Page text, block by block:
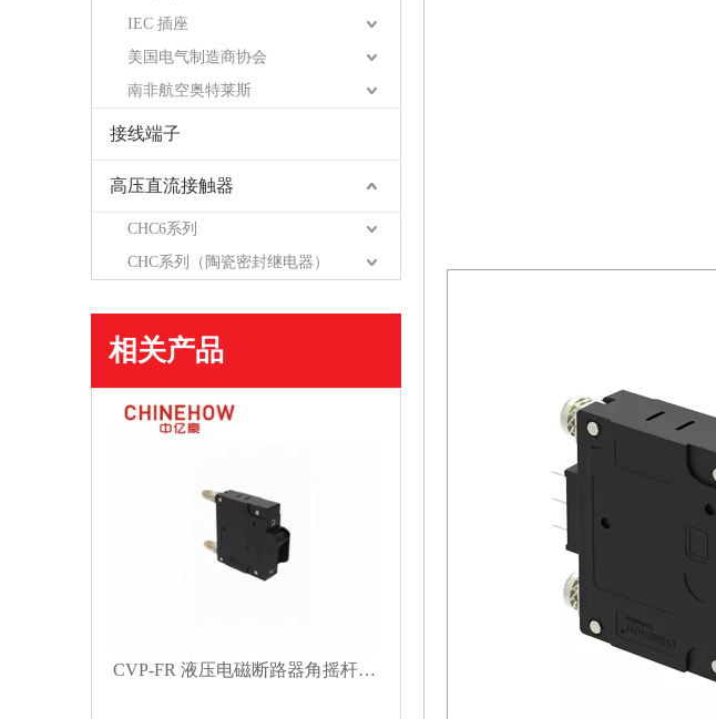
IEC 插座
美国电气制造商协会
南非航空奥特莱斯
接线端子
高压直流接触器
CHC6系列
CHC系列（陶瓷密封继电器）
相关产品
CVP-FR 液压电磁断路器角摇杆执行器，带护罩，带 Bullet 1P